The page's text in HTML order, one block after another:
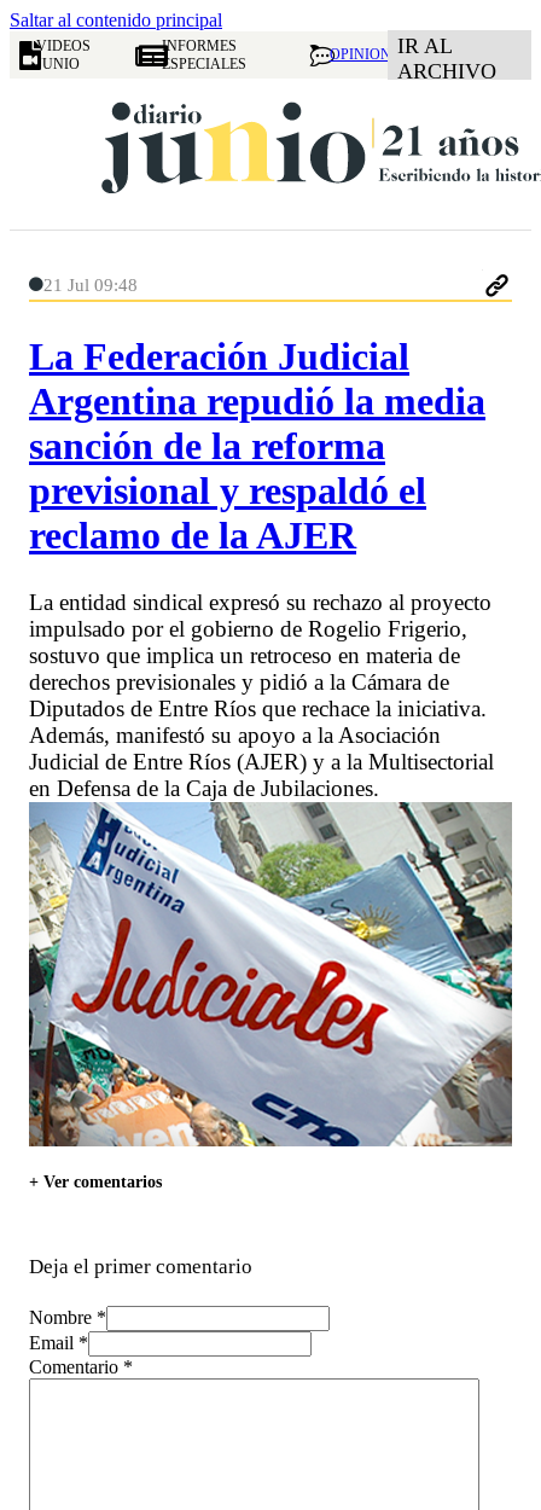
Saltar al contenido principal
VIDEOS
JUNIO
INFORMES
ESPECIALES
OPINION IR AL
ARCHIVO
21 Jul 09:48
La Federación Judicial
Argentina repudió la media
sanción de la reforma
previsional y respaldó el
reclamo de la AJER
La entidad sindical expresó su rechazo al proyecto
impulsado por el gobierno de Rogelio Frigerio,
sostuvo que implica un retroceso en materia de
derechos previsionales y pidió a la Cámara de
Diputados de Entre Ríos que rechace la iniciativa.
Además, manifestó su apoyo a la Asociación
Judicial de Entre Ríos (AJER) y a la Multisectorial
en Defensa de la Caja de Jubilaciones.
+ Ver comentarios
Deja el primer comentario
Nombre *
Email *
Comentario *